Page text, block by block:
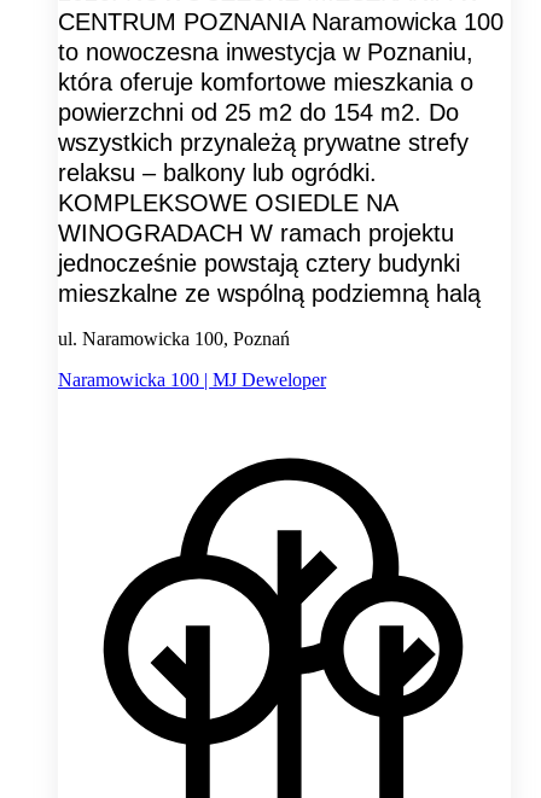
CENTRUM POZNANIA Naramowicka 100
to nowoczesna inwestycja w Poznaniu,
która oferuje komfortowe mieszkania o
powierzchni od 25 m2 do 154 m2. Do
wszystkich przynależą prywatne strefy
relaksu – balkony lub ogródki.
KOMPLEKSOWE OSIEDLE NA
WINOGRADACH W ramach projektu
jednocześnie powstają cztery budynki
mieszkalne ze wspólną podziemną halą
ul. Naramowicka 100, Poznań
Naramowicka 100 | MJ Deweloper